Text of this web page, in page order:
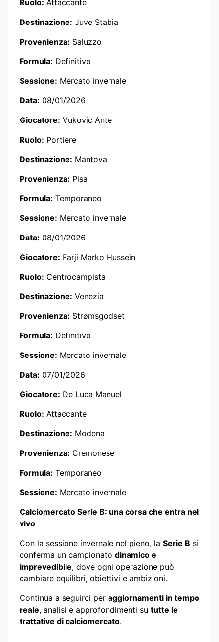
Ruolo: Attaccante
Destinazione: Juve Stabia
Provenienza: Saluzzo
Formula: Definitivo
Sessione: Mercato invernale
Data: 08/01/2026
Giocatore: Vukovic Ante
Ruolo: Portiere
Destinazione: Mantova
Provenienza: Pisa
Formula: Temporaneo
Sessione: Mercato invernale
Data: 08/01/2026
Giocatore: Farji Marko Hussein
Ruolo: Centrocampista
Destinazione: Venezia
Provenienza: Strømsgodset
Formula: Definitivo
Sessione: Mercato invernale
Data: 07/01/2026
Giocatore: De Luca Manuel
Ruolo: Attaccante
Destinazione: Modena
Provenienza: Cremonese
Formula: Temporaneo
Sessione: Mercato invernale
Calciomercato Serie B: una corsa che entra nel
vivo
Con la sessione invernale nel pieno, la Serie B si
conferma un campionato dinamico e
imprevedibile, dove ogni operazione può
cambiare equilibri, obiettivi e ambizioni.
Continua a seguirci per aggiornamenti in tempo
reale, analisi e approfondimenti su tutte le
trattative di calciomercato.